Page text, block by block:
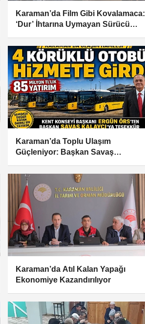
Karaman’da Film Gibi Kovalamaca:
‘Dur’ İhtarına Uymayan Sürücü
Karaman’da Toplu Ulaşım
Güçleniyor: Başkan Savaş
Karaman’da Atıl Kalan Yapağı
Ekonomiye Kazandırılıyor